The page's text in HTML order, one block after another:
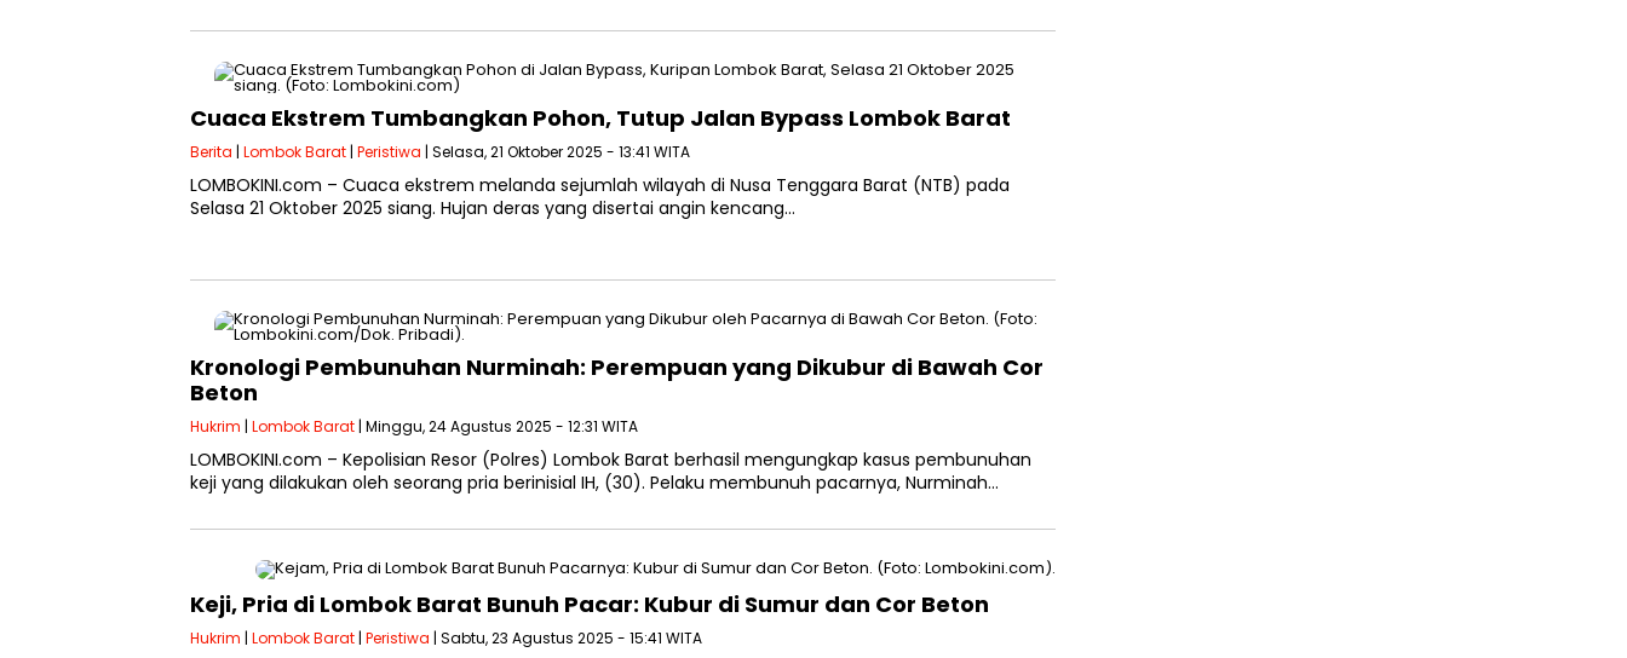
Cuaca Ekstrem Tumbangkan Pohon, Tutup Jalan Bypass Lombok Barat
Berita | Lombok Barat | Peristiwa | Selasa, 21 Oktober 2025 - 13:41 WITA
LOMBOKINI.com – Cuaca ekstrem melanda sejumlah wilayah di Nusa Tenggara Barat (NTB) pada
Selasa 21 Oktober 2025 siang. Hujan deras yang disertai angin kencang…
Kronologi Pembunuhan Nurminah: Perempuan yang Dikubur di Bawah Cor
Beton
Hukrim | Lombok Barat | Minggu, 24 Agustus 2025 - 12:31 WITA
LOMBOKINI.com – Kepolisian Resor (Polres) Lombok Barat berhasil mengungkap kasus pembunuhan
keji yang dilakukan oleh seorang pria berinisial IH, (30). Pelaku membunuh pacarnya, Nurminah…
Keji, Pria di Lombok Barat Bunuh Pacar: Kubur di Sumur dan Cor Beton
Hukrim | Lombok Barat | Peristiwa | Sabtu, 23 Agustus 2025 - 15:41 WITA